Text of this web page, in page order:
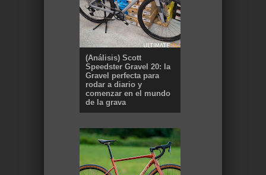
(Análisis) Scott
Speedster Gravel 20: la
Gravel perfecta para
rodar a diario y
comenzar en el mundo
de la grava